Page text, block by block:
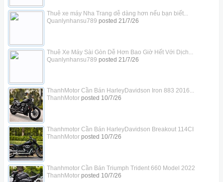
Thuê xe máy Nha Trang dễ dàng hơn nếu bạn biết...
Quanlynhansu789 posted 21/7/26
Thuê Xe Máy Sài Gòn Dễ Hơn Bao Giờ Hết Với Dịch...
Quanlynhansu789 posted 21/7/26
ThanhMotor Cần Bán HarleyDavidson Iron 883 2016...
ThanhMotorposted 10/7/26
Thanhmotor Cần Bán HarleyDavidson Breakout 114CI
ThanhMotorposted 10/7/26
Thanhmotor Cần Bán Triumph Trident 660 Model 2022
ThanhMotorposted 10/7/26